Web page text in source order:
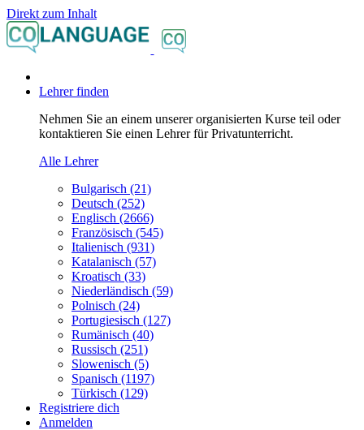
Direkt zum Inhalt
Lehrer finden
Nehmen Sie an einem unserer organisierten Kurse teil oder
kontaktieren Sie einen Lehrer für Privatunterricht.
Alle Lehrer
Bulgarisch (21)
Deutsch (252)
Englisch (2666)
Französisch (545)
Italienisch (931)
Katalanisch (57)
Kroatisch (33)
Niederländisch (59)
Polnisch (24)
Portugiesisch (127)
Rumänisch (40)
Russisch (251)
Slowenisch (5)
Spanisch (1197)
Türkisch (129)
Registriere dich
Anmelden